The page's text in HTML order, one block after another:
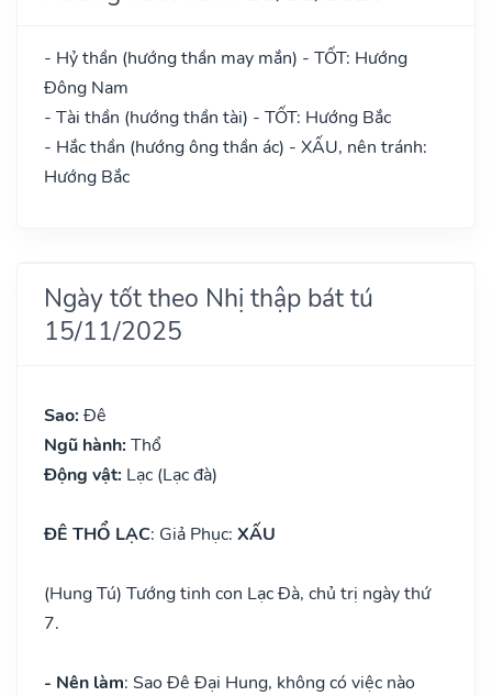
- Hỷ thần (hướng thần may mắn) - TỐT: Hướng
Đông Nam
- Tài thần (hướng thần tài) - TỐT: Hướng Bắc
- Hắc thần (hướng ông thần ác) - XẤU, nên tránh:
Hướng Bắc
Ngày tốt theo Nhị thập bát tú
15/11/2025
Sao: Đê
Ngũ hành: Thổ
Động vật: Lạc (Lạc đà)
ĐÊ THỔ LẠC: Giả Phục: XẤU
(Hung Tú) Tướng tinh con Lạc Đà, chủ trị ngày thứ
7.
- Nên làm: Sao Đê Đại Hung, không có việc nào